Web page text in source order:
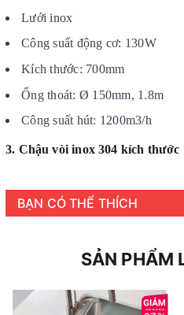
Lưới inox
Công suất động cơ: 130W
Kích thước: 700mm
Ống thoát: Ø 150mm, 1.8m
Công suất hút: 1200m3/h
3. Chậu vòi inox 304 kích thước
BẠN CÓ THỂ THÍCH
SẢN PHẨM